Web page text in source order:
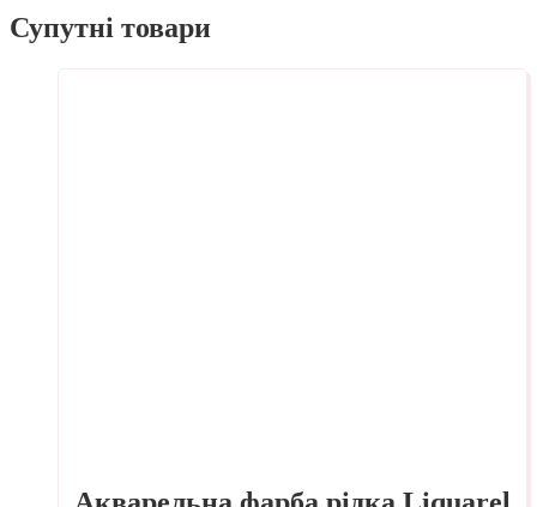
Супутні товари